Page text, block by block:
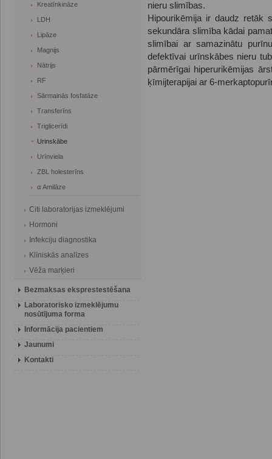
Kreatīnkināze
LDH
Lipāze
Magnijs
Nātrijs
RF
Sārmainās fosfatāze
Transferīns
Triglicerīdi
Urinskābe
Urīnviela
ZBL holesterīns
α Amilāze
Citi laboratorijas izmeklējumi
Hormoni
Infekciju diagnostika
Klīniskās analīzes
Vēža marķieri
Bezmaksas eksprestestēšana
Laboratorisko izmeklējumu
nosūtījuma forma
Informācija pacientiem
Jaunumi
Kontakti
nieru slimības.
Hipourikēmija ir daudz retāk
sekundāra slimība kādai
slimībai ar samazinātu
defektīvai urīnskābes nieru
pārmērīgai hiperurikēmijas
ķīmijterapijai ar